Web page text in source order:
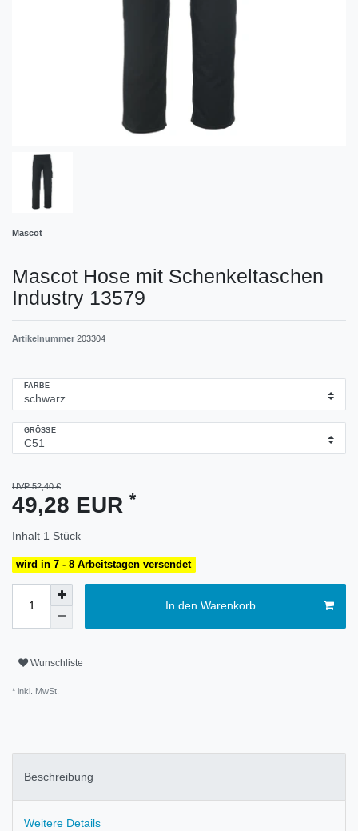
Mascot
Mascot Hose mit Schenkeltaschen
Industry 13579
Artikelnummer 203304
FARBE
GRÖSSE
UVP 52,40 €
49,28 EUR *
Inhalt 1 Stück
wird in 7 - 8 Arbeitstagen versendet
In den Warenkorb
Wunschliste
* inkl. MwSt.
Beschreibung
Weitere Details